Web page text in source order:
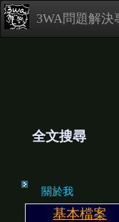
3WA問題解決
全文搜尋
關於我
基本檔案